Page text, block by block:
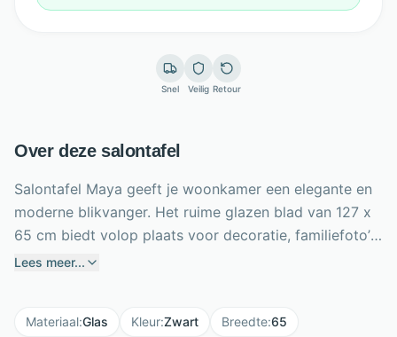
Snel Veilig Retour
Over deze salontafel
Salontafel Maya geeft je woonkamer een elegante en
moderne blikvanger. Het ruime glazen blad van 127 x
65 cm biedt volop plaats voor decoratie, familiefoto’s,
koffietafelboeken en hapjes tijdens gezellige
eenvoudige en verfijnde woonkamermeubels. Wat
Lees meer...
Materiaal:Glas Kleur:Zwart Breedte:65